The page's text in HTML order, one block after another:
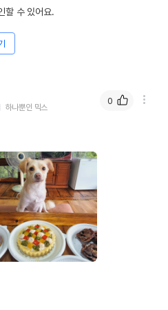
할 수 있어요.
하나뿐인 믹스
0